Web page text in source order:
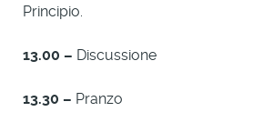
Principio.
13.00 – Discussione
13.30 – Pranzo